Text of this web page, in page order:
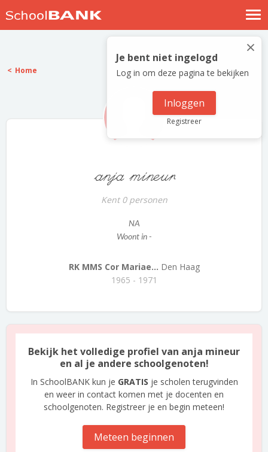
Nostalgische verhalen
Log in
Meld je gratis aan
×
Je bent niet ingelogd
Log in om deze pagina te bekijken
Inloggen
Registreer
Home
anja mineur
Kent 0 personen
NA
Woont in -
RK MMS Cor Mariae... Den Haag
1965 - 1971
Bekijk het volledige profiel van anja mineur
en al je andere schoolgenoten!
In SchoolBANK kun je GRATIS je scholen terugvinden
en weer in contact komen met je docenten en
schoolgenoten. Registreer je en begin meteen!
Meteen beginnen